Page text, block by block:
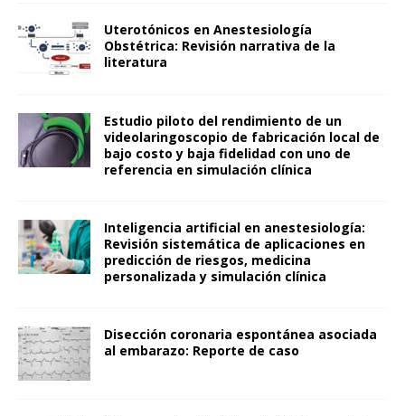
Uterotónicos en Anestesiología
Obstétrica: Revisión narrativa de la
literatura
Estudio piloto del rendimiento de un
videolaringoscopio de fabricación local de
bajo costo y baja fidelidad con uno de
referencia en simulación clínica
Inteligencia artificial en anestesiología:
Revisión sistemática de aplicaciones en
predicción de riesgos, medicina
personalizada y simulación clínica
Disección coronaria espontánea asociada
al embarazo: Reporte de caso